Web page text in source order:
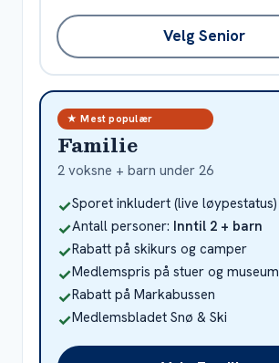
Velg Senior
★ Mest populær
Familie
2 voksne + barn under 26
✓Inkludert
Sporet inkludert (live løypestatus)
✓Inkludert
Antall personer: Inntil 2 + barn
✓Inkludert
Rabatt på skikurs og camper
✓Inkludert
Medlemspris på stuer og museum
✓Inkludert
Rabatt på Markabussen
✓Inkludert
Medlemsbladet Snø & Ski